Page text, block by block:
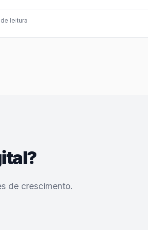
leitura
de crescimento.